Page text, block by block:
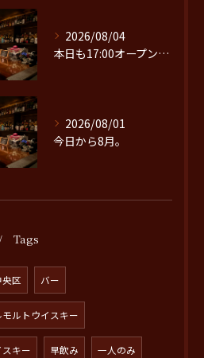
2026/08/04
本日も17:00オープンです。
2026/08/01
今日から8月。
Tags
区 バー
ルトウイスキー
キー 早飲み 一人のみ